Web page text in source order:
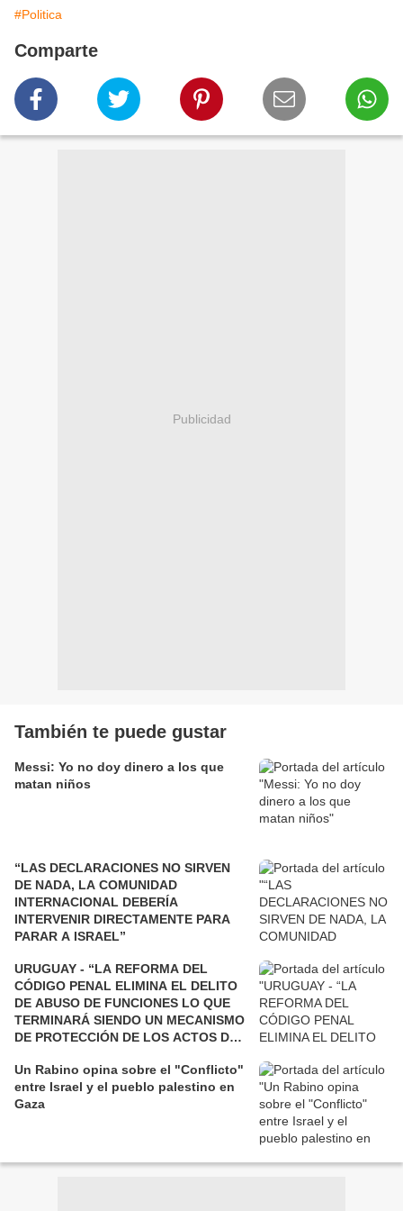
#Politica
Comparte
Publicidad
También te puede gustar
Messi: Yo no doy dinero a los que
matan niños
“LAS DECLARACIONES NO SIRVEN
DE NADA, LA COMUNIDAD
INTERNACIONAL DEBERÍA
INTERVENIR DIRECTAMENTE PARA
PARAR A ISRAEL”
URUGUAY - “LA REFORMA DEL
CÓDIGO PENAL ELIMINA EL DELITO
DE ABUSO DE FUNCIONES LO QUE
TERMINARÁ SIENDO UN MECANISMO
DE PROTECCIÓN DE LOS ACTOS DE
Un Rabino opina sobre el "Conflicto"
entre Israel y el pueblo palestino en
Gaza